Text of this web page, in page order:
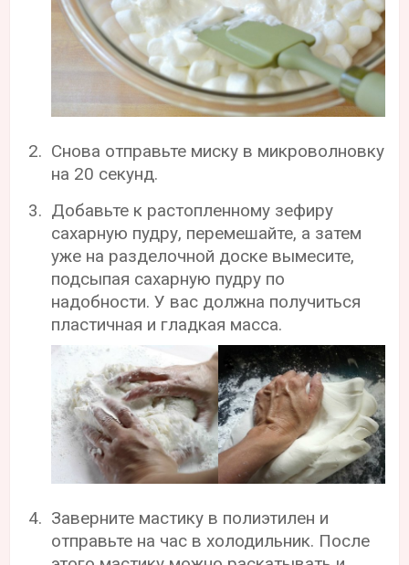
Снова отправьте миску в микроволновку
на 20 секунд.
Добавьте к растопленному зефиру
сахарную пудру, перемешайте, а затем
уже на разделочной доске вымесите,
подсыпая сахарную пудру по
надобности. У вас должна получиться
пластичная и гладкая масса.
Заверните мастику в полиэтилен и
отправьте на час в холодильник. После